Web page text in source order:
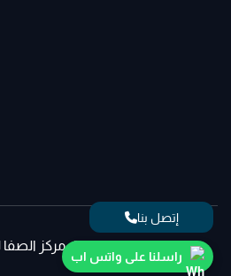
جميع الحقوق محفوظة، مركز الصفا
إتصل بنا
راسلنا على واتس اب